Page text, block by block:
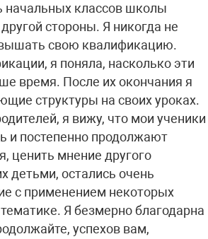
классов школы
стороны. Я никогда не
свою квалификацию.
я поняла, насколько эти
время. После их окончания я
структуры на своих уроках.
я вижу, что мои ученики
и постепенно продолжают
ценить мнение другого
детьми, остались очень
с применением некоторых
Я безмерно благодарна
успехов вам,